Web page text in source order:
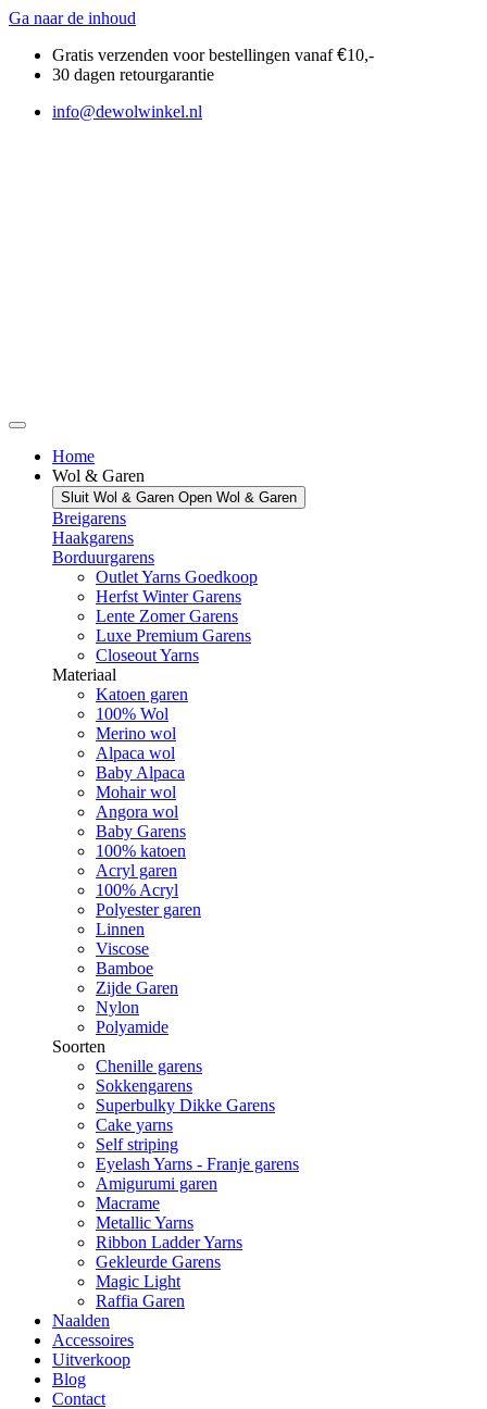
Ga naar de inhoud
Gratis verzenden voor bestellingen vanaf€10,-
30 dagen retourgarantie
info@dewolwinkel.nl
Home
Wol & Garen
Sluit Wol & Garen Open Wol & Garen
Breigarens
Haakgarens
Borduurgarens
Outlet Yarns Goedkoop
Herfst Winter Garens
Lente Zomer Garens
Luxe Premium Garens
Closeout Yarns
Materiaal
Katoen garen
100% Wol
Merino wol
Alpaca wol
Baby Alpaca
Mohair wol
Angora wol
Baby Garens
100% katoen
Acryl garen
100% Acryl
Polyester garen
Linnen
Viscose
Bamboe
Zijde Garen
Nylon
Polyamide
Soorten
Chenille garens
Sokkengarens
Superbulky Dikke Garens
Cake yarns
Self striping
Eyelash Yarns - Franje garens
Amigurumi garen
Macrame
Metallic Yarns
Ribbon Ladder Yarns
Gekleurde Garens
Magic Light
Raffia Garen
Naalden
Accessoires
Uitverkoop
Blog
Contact